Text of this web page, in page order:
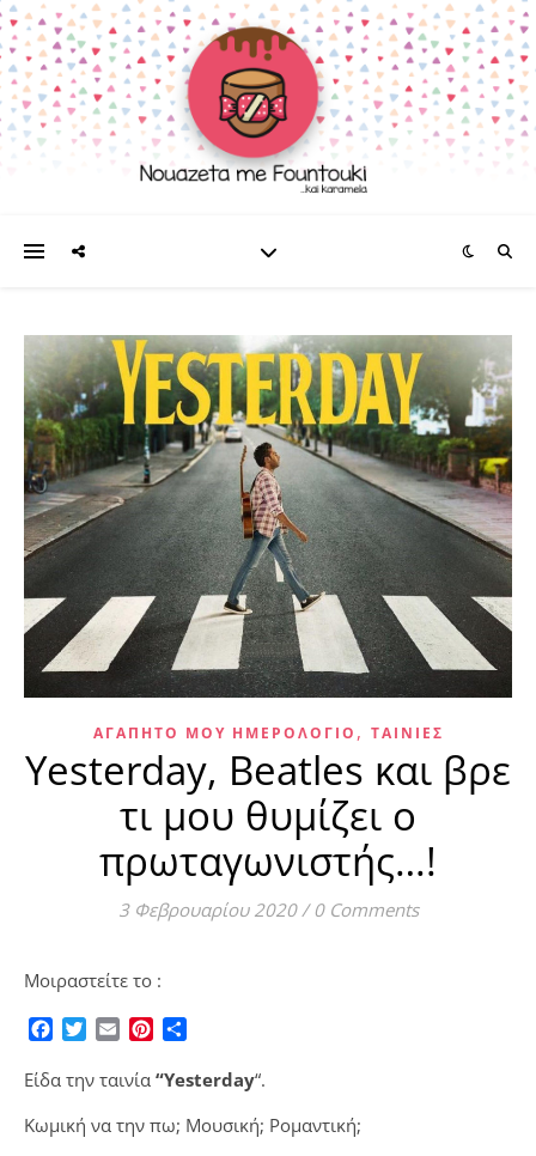
ΑΓΑΠΗΤΌ ΜΟΥ ΗΜΕΡΟΛΌΓΙΟ , ΤΑΙΝΊΕΣ
Yesterday, Beatles και βρε
τι μου θυμίζει ο
πρωταγωνιστής…!
3 Φεβρουαρίου 2020 / 0 Comments
Μοιραστείτε το :
Facebook
TwitterEmailPinterest
Είδα την ταινία “Yesterday“.
Κωμική να την πω; Μουσική; Ρομαντική;